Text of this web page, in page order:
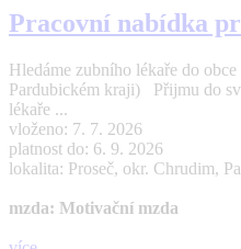
Pracovní nabídka
Hledáme zubního lékaře do
Pardubickém kraji) Přijmu do
lékaře ...
vloženo: 7. 7. 2026
platnost do: 6. 9. 2026
lokalita: Proseč, okr. Chrudim,
mzda: Motivační mzda